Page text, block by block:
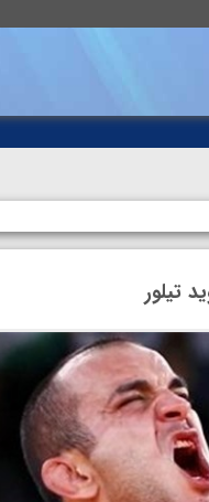
تیلور